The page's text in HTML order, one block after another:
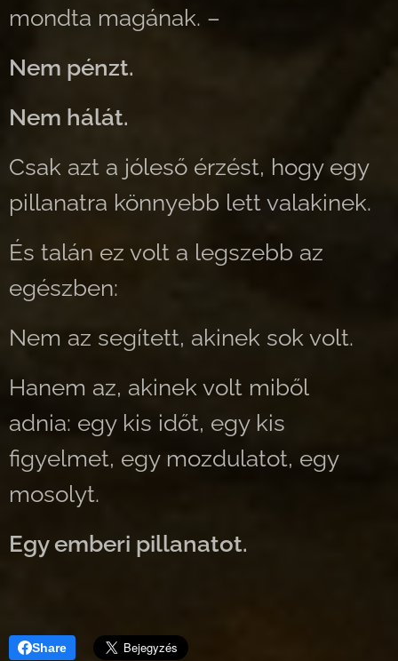
mondta magának. –
Nem pénzt.
Nem hálát.
Csak azt a jóleső érzést, hogy egy
pillanatra könnyebb lett valakinek.
És talán ez volt a legszebb az
egészben:
Nem az segített, akinek sok volt.
Hanem az, akinek volt miből
adnia: egy kis időt, egy kis
figyelmet, egy mozdulatot, egy
mosolyt.
Egy emberi pillanatot.
Share